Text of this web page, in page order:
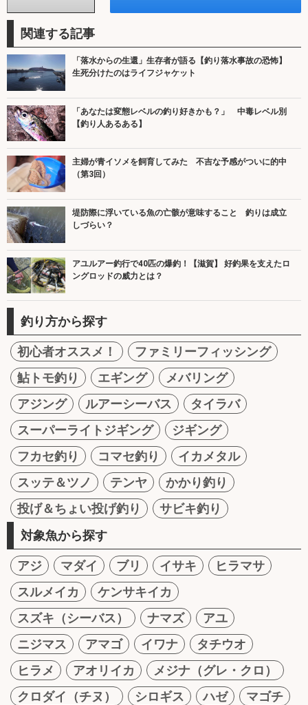
関連する記事
「落水からの生還」生存者が語る【釣り落水事故の恐怖】
生死分けたのはライフジャケット
「あなたは変態レベルの釣り好きかも？」 中毒レベル別
【釣り人あるある】
主婦が青イソメを飼育してみた 不吉な予感がついに的中
（第3回）
堤防際に浮いている魚の亡骸が意味すること 釣りは成立
しづらい？
アユルアー釣行で40匹の爆釣！【滋賀】 好釣果を支えたロ
ングロッドの威力とは？
釣り方から探す
初心者オススメ！
ファミリーフィッシング
鮎トモ釣り
エギング
メバリング
アジング
ルアーシーバス
タイラバ
スーパーライトジギング
ジギング
フカセ釣り
コマセ釣り
イカメタル
スッテ＆ツノ
テンヤ
かかり釣り
投げ＆ちょい投げ釣り
サビキ釣り
対象魚から探す
アジ マダイ ブリ イサキ
ヒラマサ
スルメイカ
ケンサキイカ
スズキ（シーバス）
ナマズ
アユ
ニジマス
アマゴ イワナ
タチウオ
ヒラメ
アオリイカ
メジナ（グレ・クロ）
クロダイ（チヌ）
シロギス ハゼ
マゴチ